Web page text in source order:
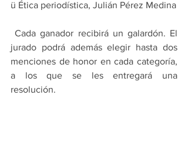
ü Ética periodística, Julián Pérez Medina
Cada ganador recibirá un galardón. El
jurado podrá además elegir hasta dos
menciones de honor en cada categoría,
a los que se les entregará una
resolución.